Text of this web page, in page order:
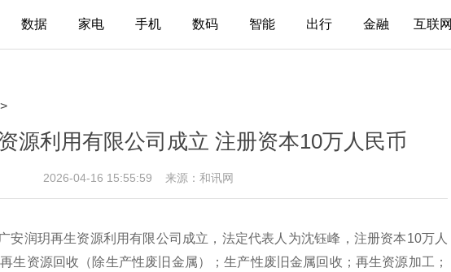
数据 家电 手机 数码 智能 出行 金融 互联网
>
源利用有限公司成立 注册资本10万人民币
2026-04-16 15:55:59 来源：和讯网
安润玥再生资源利用有限公司成立，法定代表人为沈钰峰，注册资本10万人
生资源回收（除生产性废旧金属）；生产性废旧金属回收；再生资源加工；